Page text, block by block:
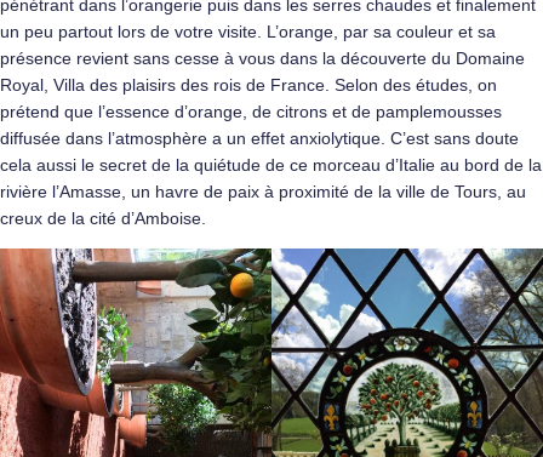
pénétrant dans l’orangerie puis dans les serres chaudes et finalement
un peu partout lors de votre visite. L’orange, par sa couleur et sa
présence revient sans cesse à vous dans la découverte du Domaine
Royal, Villa des plaisirs des rois de France. Selon des études, on
prétend que l’essence d’orange, de citrons et de pamplemousses
diffusée dans l’atmosphère a un effet anxiolytique. C’est sans doute
cela aussi le secret de la quiétude de ce morceau d’Italie au bord de la
rivière l’Amasse, un havre de paix à proximité de la ville de Tours, au
creux de la cité d’Amboise.